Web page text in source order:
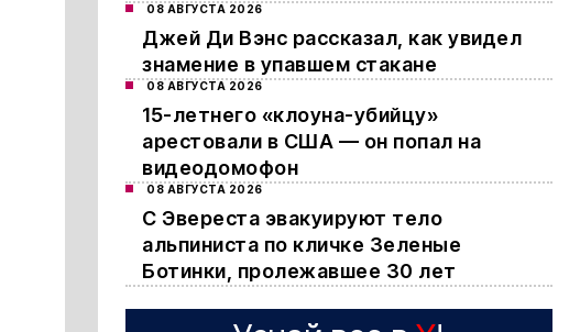
08 АВГУСТА 2026
Джей Ди Вэнс рассказал, как увидел
знамение в упавшем стакане
08 АВГУСТА 2026
15-летнего «клоуна-убийцу»
арестовали в США — он попал на
видеодомофон
08 АВГУСТА 2026
С Эвереста эвакуируют тело
альпиниста по кличке Зеленые
Ботинки, пролежавшее 30 лет